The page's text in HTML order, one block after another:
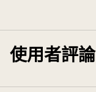
使用者評論